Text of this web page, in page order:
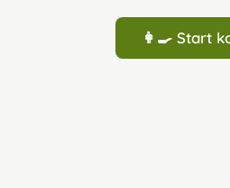
👩‍🍳 Start